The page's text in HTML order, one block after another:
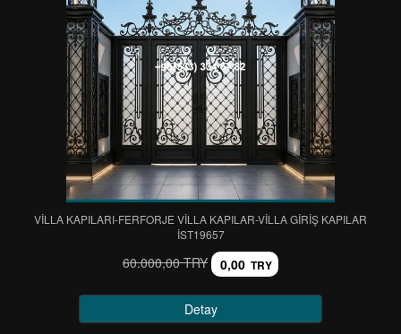
VİLLA KAPILARI-FERFORJE VİLLA KAPILAR-VİLLA GİRİŞ KAPILAR
IST19657
60.000,00 TRY 0,00 TRY
Detay